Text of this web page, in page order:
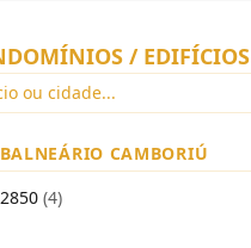
/ EDIFÍCIOS
BALNEÁRIO CAMBORIÚ
(4)